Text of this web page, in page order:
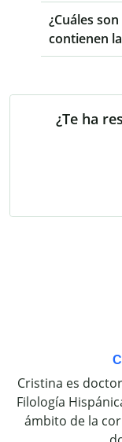
¿Cuáles
contienen
¿Te ha
Cristina es
Filología
ámbito de la